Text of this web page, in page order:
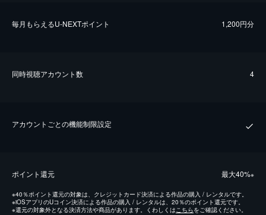
毎⽉もらえるU-NEXTポイント 1,200円分
同時視聴アカウント数 4
アカウントごとの機能制限設定
ポイント還元 最⼤40%※
※40％ポイント還元の対象は、クレジットカード決済による作品の購入 / レンタルです。
※iOSアプリのUコイン決済による作品の購入 / レンタルは、20％のポイント還元です。
※還元の対象外となる決済方法や商品があります。くわしくはこちらをご確認ください。